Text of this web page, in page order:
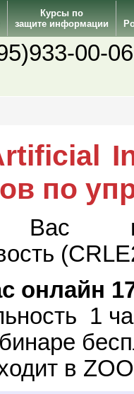
Курсы по
защите информации
00-
по
Вас
1
в